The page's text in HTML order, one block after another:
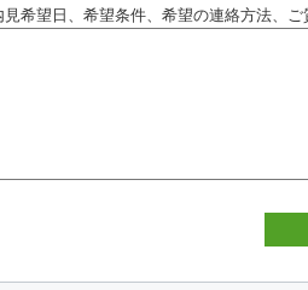
見希望日、希望条件、希望の連絡方法、ご